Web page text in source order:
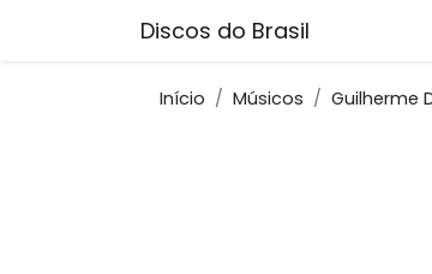
Discos do Brasil
Início Músicos Guilherme